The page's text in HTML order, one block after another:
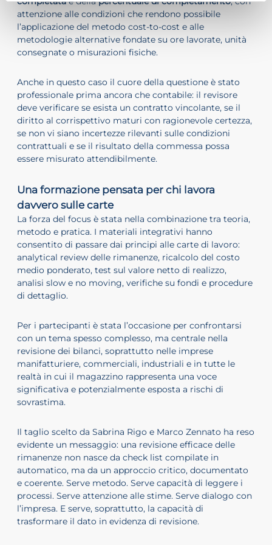
attenzione alle condizioni che rendono possibile
l’applicazione del metodo cost-to-cost e alle
metodologie alternative fondate su ore lavorate, unità
consegnate o misurazioni fisiche.
Anche in questo caso il cuore della questione è stato
professionale prima ancora che contabile: il revisore
deve verificare se esista un contratto vincolante, se il
diritto al corrispettivo maturi con ragionevole certezza,
se non vi siano incertezze rilevanti sulle condizioni
contrattuali e se il risultato della commessa possa
essere misurato attendibilmente.
Una formazione pensata per chi lavora
davvero sulle carte
La forza del focus è stata nella combinazione tra teoria,
metodo e pratica. I materiali integrativi hanno
consentito di passare dai principi alle carte di lavoro:
analytical review delle rimanenze, ricalcolo del costo
medio ponderato, test sul valore netto di realizzo,
analisi slow e no moving, verifiche su fondi e procedure
di dettaglio.
Per i partecipanti è stata l’occasione per confrontarsi
con un tema spesso complesso, ma centrale nella
revisione dei bilanci, soprattutto nelle imprese
manifatturiere, commerciali, industriali e in tutte le
realtà in cui il magazzino rappresenta una voce
significativa e potenzialmente esposta a rischi di
sovrastima.
Il taglio scelto da Sabrina Rigo e Marco Zennato ha reso
evidente un messaggio: una revisione efficace delle
rimanenze non nasce da check list compilate in
automatico, ma da un approccio critico, documentato
e coerente. Serve metodo. Serve capacità di leggere i
processi. Serve attenzione alle stime. Serve dialogo con
l’impresa. E serve, soprattutto, la capacità di
trasformare il dato in evidenza di revisione.